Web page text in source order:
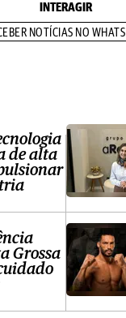
INTERAGIR
NOTÍCIAS NO WHATS
de alta
Grossa